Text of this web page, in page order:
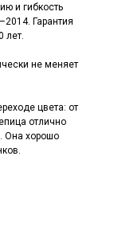
и гибкость
Гарантия
лет.
не меняет
цвета: от
отлично
Она хорошо